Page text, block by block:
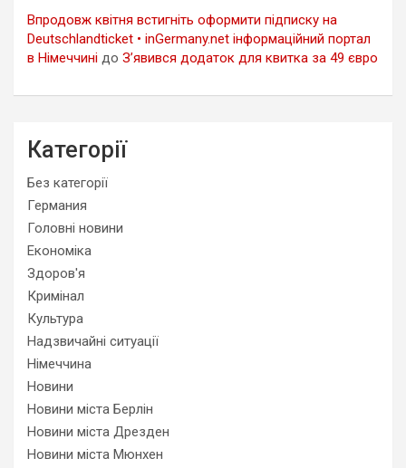
Впродовж квітня встигніть оформити підписку на
Deutschlandticket • inGermany.net інформаційний портал
в Німеччині до З’явився додаток для квитка за 49 євро
Категорії
Без категорії
Германия
Головні новини
Економіка
Здоров'я
Кримінал
Культура
Надзвичайні ситуації
Німеччина
Новини
Новини міста Берлін
Новини міста Дрезден
Новини міста Мюнхен